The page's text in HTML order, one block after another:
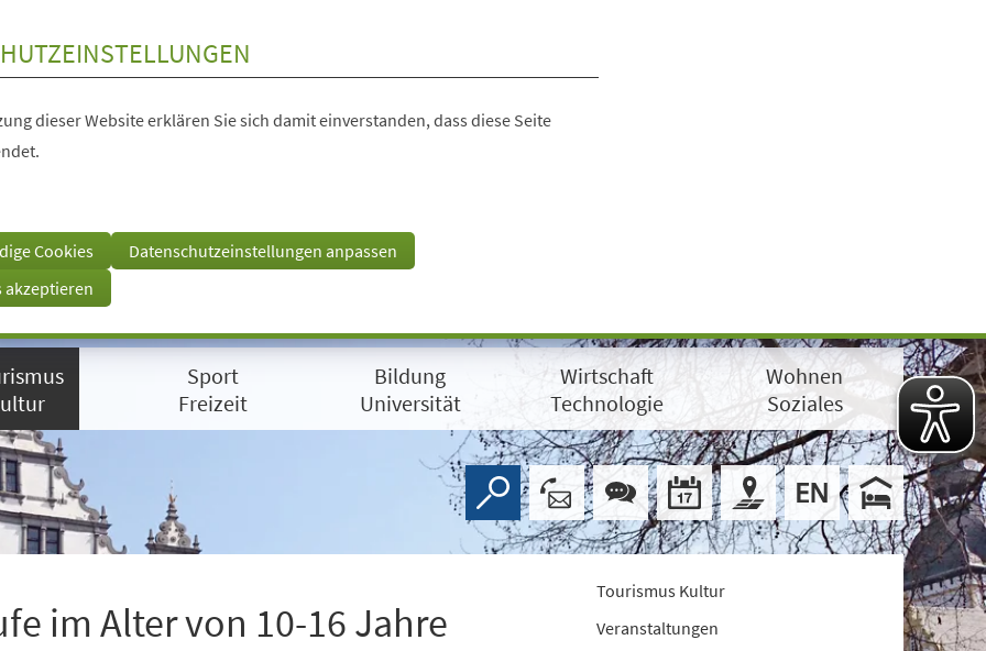
dieser Website erklären Sie sich damit einverstanden, dass diese Seite
Cookies
Datenschutzeinstellungen anpassen
akzeptieren
Sport
Freizeit
Bildung
Universität
Wirtschaft
Technologie
Wohnen
Soziales
im Alter von 10-16 Jahre
Tourismus Kultur
Veranstaltungen